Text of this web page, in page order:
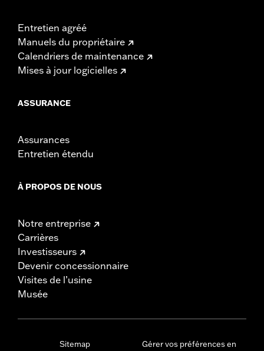
Entretien agréé
Manuels du propriétaire
Calendriers de maintenance
Mises à jour logicielles
ASSURANCE
Assurances
Entretien étendu
À PROPOS DE NOUS
Notre entreprise
Carrières
Investisseurs
Devenir concessionnaire
Visites de l’usine
Musée
Sitemap Gérer vos préférences en